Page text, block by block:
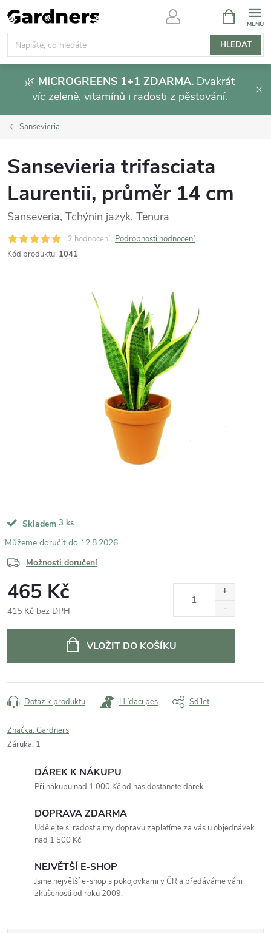
Přejít
na
obsah
HLEDAT
NÁKUPNÍ
KOŠÍK
🌿 MICROGREENS 1+1 ZDARMA. Dvakrát
víc zeleně, vitamínů i radosti z pěstování.
Sansevieria
Sansevieria trifasciata
Laurentii, průměr 14 cm
Sanseveria, Tchýnin jazyk, Tenura
2 hodnocení Podrobnosti hodnocení
Kód produktu: 1041
Skladem 3 ks
12.8.2026
Možnosti doručení
465 Kč
415 Kč bez DPH
VLOŽIT DO KOŠÍKU
Dotaz k produktu Hlídací pes Sdílet
Značka: Gardners
Záruka: 1
DÁREK K NÁKUPU
Při nákupu nad 1 000 Kč od nás dostanete dárek.
DOPRAVA ZDARMA
Udělejte si radost a my dopravu zaplatíme za vás u objednávek
nad 1 500 Kč.
NEJVĚTŠÍ E-SHOP
Jsme největší e-shop s pokojovkami v ČR a předáváme vám
zkušenosti od roku 2009.